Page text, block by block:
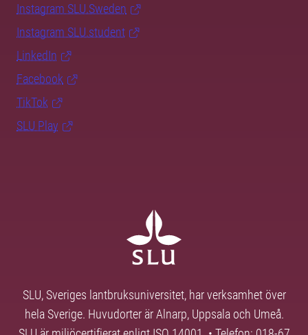
Instagram SLU.Sweden
Instagram SLU.student
LinkedIn
Facebook
TikTok
SLU Play
SLU, Sveriges lantbruksuniversitet, har verksamhet över
hela Sverige. Huvudorter är Alnarp, Uppsala och Umeå.